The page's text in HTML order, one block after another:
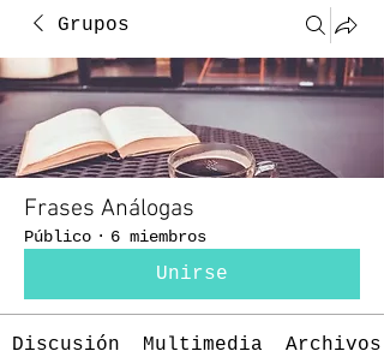
Grupos
Frases Análogas
Público · 6 miembros
Unirse
Discusión Multimedia Archivos